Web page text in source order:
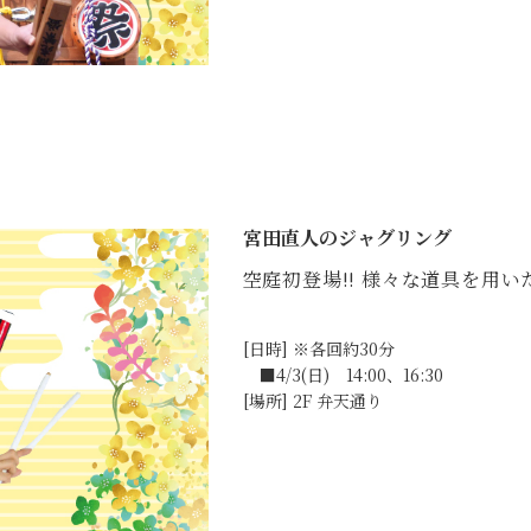
宮田直人のジャグリング
空庭初登場!! 様々な道具を用い
[日時] ※各回約30分
■4/3(日) 14:00、16:30
[場所] 2F 弁天通り